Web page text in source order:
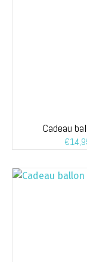
Cadeau
€